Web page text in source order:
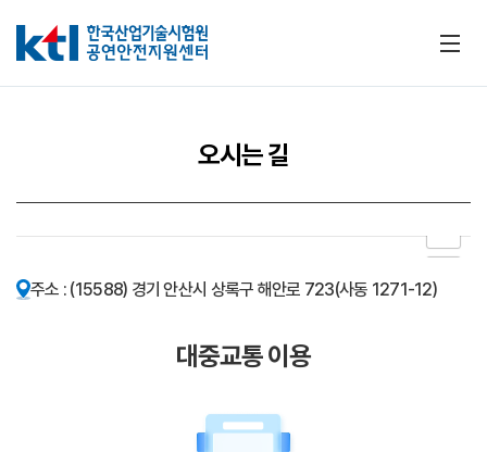
메뉴
오시는 길
주소 : (15588) 경기 안산시 상록구 해안로 723(사동 1271-12)
대중교통 이용